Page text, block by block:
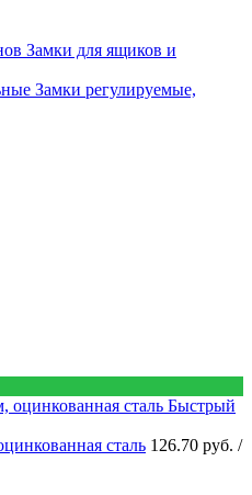
Замки для ящиков и
Замки регулируемые,
Быстрый
сталь 126.70 руб. /